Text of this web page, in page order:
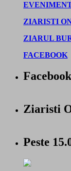
ZIARISTI
ZIARUL
FACEBOOK
Facebook
Ziaristi
Peste